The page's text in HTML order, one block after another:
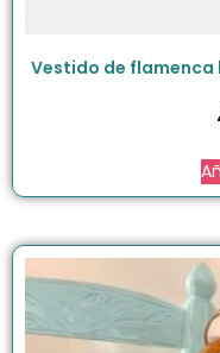
Vestido de flamenca